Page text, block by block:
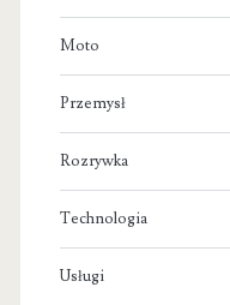
Moto
Przemysł
Rozrywka
Technologia
Usługi